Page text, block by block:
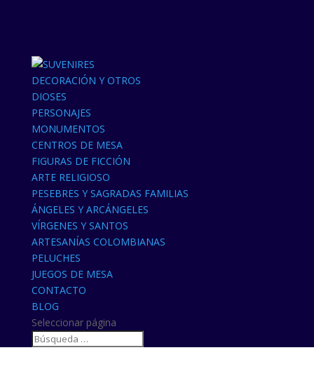
DECORACIÓN Y OTROS
DIOSES
PERSONAJES
MONUMENTOS
CENTROS DE MESA
FIGURAS DE FICCIÓN
ARTE RELIGIOSO
PESEBRES Y SAGRADAS FAMILIAS
ÁNGELES Y ARCÁNGELES
VÍRGENES Y SANTOS
ARTESANÍAS COLOMBIANAS
PELUCHES
JUEGOS DE MESA
CONTACTO
BLOG
Seleccionar página